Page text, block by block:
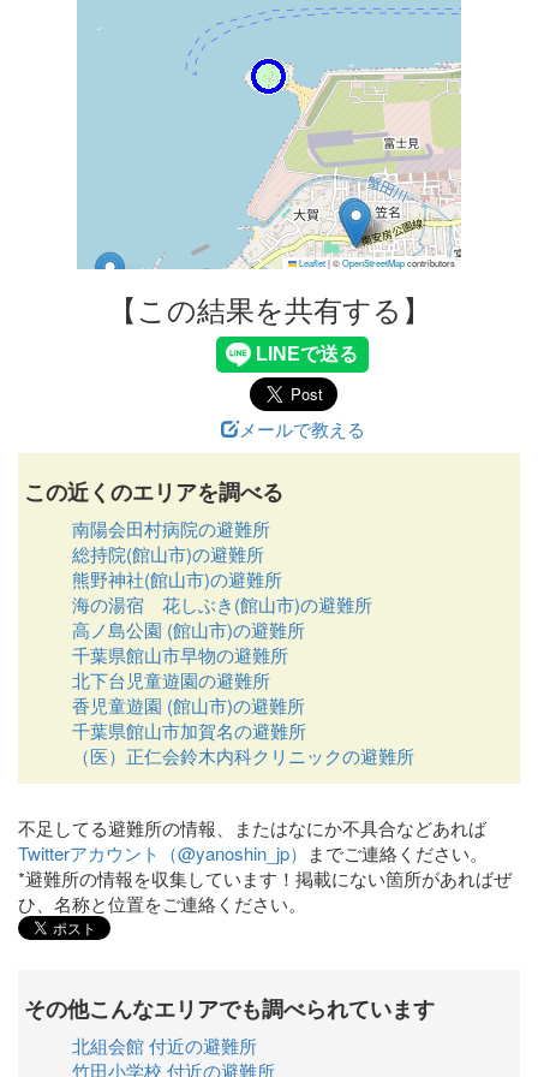
Leaflet|©OpenStreetMapcontributors
【この結果を共有する】
メールで教える
この近くのエリアを調べる
南陽会田村病院の避難所
総持院(館山市)の避難所
熊野神社(館山市)の避難所
海の湯宿 花しぶき(館山市)の避難所
高ノ島公園 (館山市)の避難所
千葉県館山市早物の避難所
北下台児童遊園の避難所
香児童遊園 (館山市)の避難所
千葉県館山市加賀名の避難所
（医）正仁会鈴木内科クリニックの避難所
不足してる避難所の情報、またはなにか不具合などあれば
Twitterアカウント（@yanoshin_jp） までご連絡ください。
*避難所の情報を収集しています！掲載にない箇所があればぜ
ひ、名称と位置をご連絡ください。
その他こんなエリアでも調べられています
北組会館 付近の避難所
竹田小学校 付近の避難所